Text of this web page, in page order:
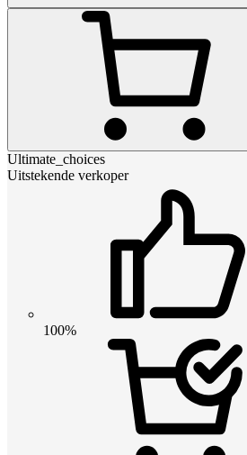
Ultimate_choices
Uitstekende verkoper
100%